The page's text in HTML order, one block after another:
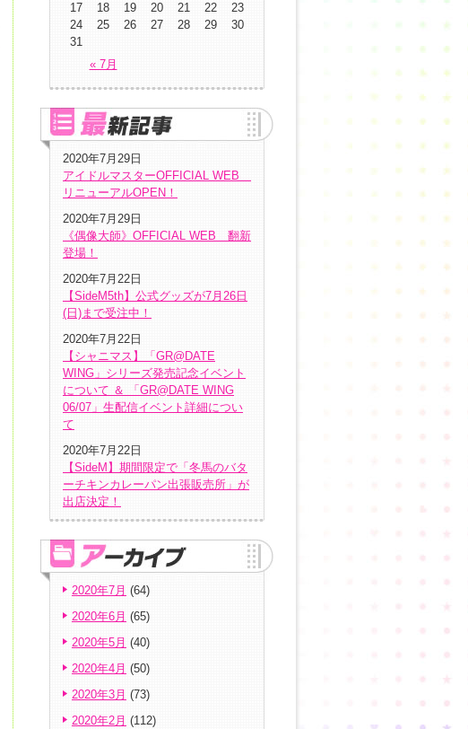
« 7月
17
18 19 20 21 22
23
24
25 26 27 28 29
30
31
2020年7月29日
アイドルマスターOFFICIAL WEB
リニューアルOPEN！
2020年7月29日
《偶像大師》OFFICIAL WEB 翻新
登場！
2020年7月22日
【SideM5th】公式グッズが7月26日
(日)まで受注中！
2020年7月22日
【シャニマス】「GR@DATE
WING」シリーズ発売記念イベント
について ＆ 「GR@DATE WING
06/07」生配信イベント詳細につい
て
2020年7月22日
【SideM】期間限定で「冬馬のバタ
ーチキンカレーパン出張販売所」が
出店決定！
2020年7月 (64)
2020年6月 (65)
2020年5月 (40)
2020年4月 (50)
2020年3月 (73)
2020年2月 (112)